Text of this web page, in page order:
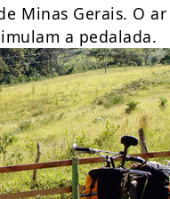
Minas Gerais. O
a pedalada.